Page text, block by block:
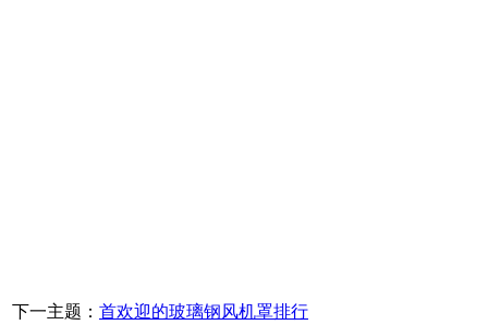
下一主题： 首欢迎的玻璃钢风机罩排行